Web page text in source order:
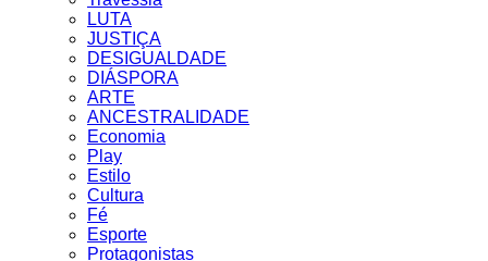
LUTA
JUSTIÇA
DESIGUALDADE
DIÁSPORA
ARTE
ANCESTRALIDADE
Economia
Play
Estilo
Cultura
Fé
Esporte
Protagonistas